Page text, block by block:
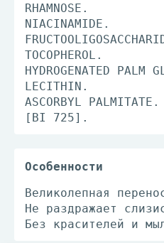
RHAMNOSE.
NIACINAMIDE.
TOCOPHEROL.
HYDROGENATED PALM
LECITHIN.
ASCORBYL PALMITATE.
[BI 725].
Особенности
Великолепная
Не раздражает
Без красителей и